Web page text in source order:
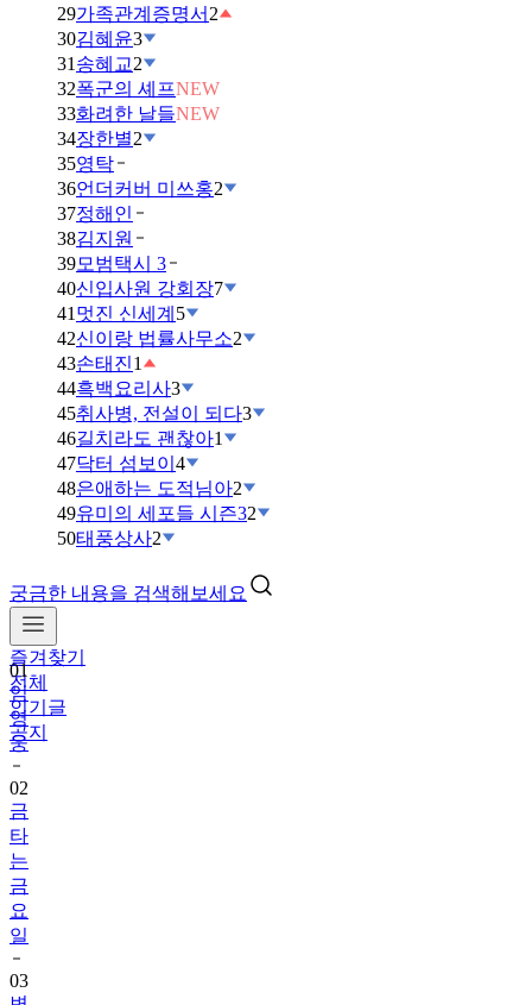
29가족관계증명서 2
30김혜윤3
31 송혜교2
32폭군의 셰프NEW
33화려한 날들NEW
34장한별2
35영탁
36언더커버 미쓰홍2
37정해인
38김지원
39모범택시 3
40신입사원 강회장7
41 멋진 신세계 5
42신이랑 법률사무소2
43손태진1
44흑백요리사3
45취사병, 전설이 되다3
46길치라도 괜찮아1
47닥터 섬보이 4
48은애하는 도적님아2
49유미의 세포들 시즌32
50태풍상사2
궁금한 내용을 검색해보세요
즐겨찾기
전체
인기글
공지
01
임
영
웅
02
금
타
는
금
요
일
03